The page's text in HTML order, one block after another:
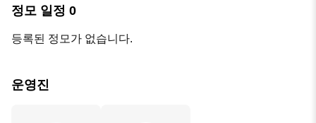
정모 일정 0
등록된 정모가 없습니다.
운영진